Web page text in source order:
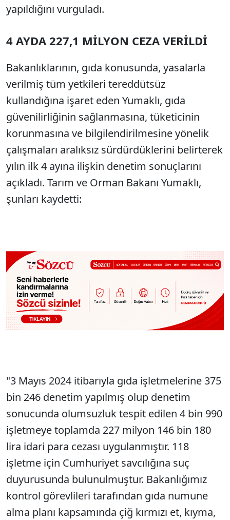
yapıldığını vurguladı.
4 AYDA 227,1 MİLYON CEZA VERİLDİ
Bakanlıklarının, gıda konusunda, yasalarla
verilmiş tüm yetkileri tereddütsüz
kullandığına işaret eden Yumaklı, gıda
güvenilirliğinin sağlanmasına, tüketicinin
korunmasına ve bilgilendirilmesine yönelik
çalışmaları aralıksız sürdürdüklerini belirterek
yılın ilk 4 ayına ilişkin denetim sonuçlarını
açıkladı. Tarım ve Orman Bakanı Yumaklı,
şunları kaydetti:
"3 Mayıs 2024 itibarıyla gıda işletmelerine 375
bin 246 denetim yapılmış olup denetim
sonucunda olumsuzluk tespit edilen 4 bin 990
işletmeye toplamda 227 milyon 146 bin 180
lira idari para cezası uygulanmıştır. 118
işletme için Cumhuriyet savcılığına suç
duyurusunda bulunulmuştur. Bakanlığımız
kontrol görevlileri tarafından gıda numune
alma planı kapsamında çiğ kırmızı et, kıyma,